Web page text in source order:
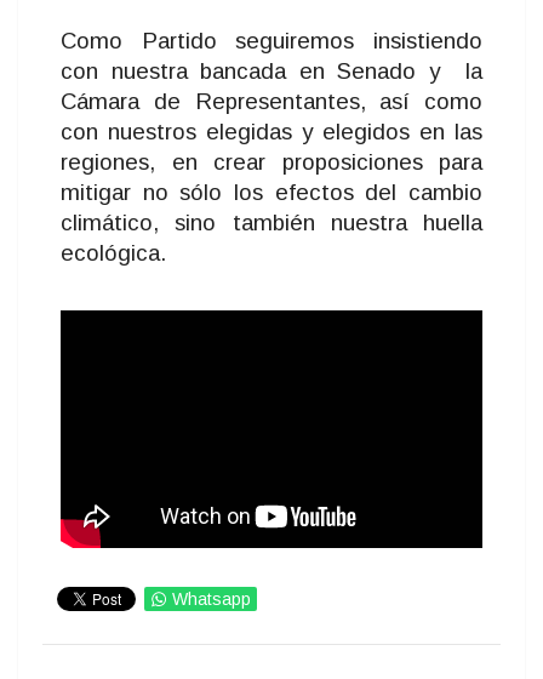
Como Partido seguiremos insistiendo
con nuestra bancada en Senado y la
Cámara de Representantes, así como
con nuestros elegidas y elegidos en las
regiones, en crear proposiciones para
mitigar no sólo los efectos del cambio
climático, sino también nuestra huella
ecológica.
Whatsapp